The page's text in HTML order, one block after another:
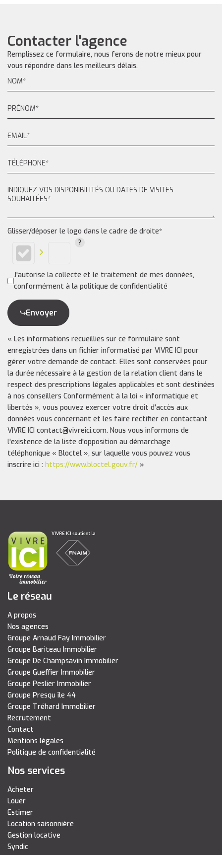
Contacter l'agence
Remplissez ce formulaire, nous ferons de notre mieux pour
vous répondre dans les meilleurs délais.
Glisser/déposer le logo dans le cadre de droite*
J'autorise la collecte et le traitement de mes données,
conformément à la politique de confidentialité
Envoyer
« Les informations recueillies sur ce formulaire sont
enregistrées dans un fichier informatisé par VIVRE ICI pour
gérer votre demande de contact. Elles sont conservées pour
la durée nécessaire à la gestion de la relation client dans le
respect des prescriptions légales applicables et sont destinées
à nos conseillers Conformément à la loi « informatique et
libertés », vous pouvez exercer votre droit d'accès aux
données vous concernant et les faire rectifier en contactant
VIVRE ICI contact@vivreici.com. Nous vous informons de
l'existence de la liste d'opposition au démarchage
téléphonique « Bloctel », sur laquelle vous pouvez vous
inscrire ici : https://www.bloctel.gouv.fr/ »
Le réseau
A propos
Nos agences
Groupe Arnaud Fay Immobilier
Groupe Bariteau Immobilier
Groupe De Champsavin Immobilier
Groupe Gueffier Immobilier
Groupe Peslier Immobilier
Groupe Presqu île 44
Groupe Tréhard Immobilier
Recrutement
Contact
Mentions légales
Politique de confidentialité
Nos services
Acheter
Louer
Estimer
Location saisonnière
Gestion locative
Syndic